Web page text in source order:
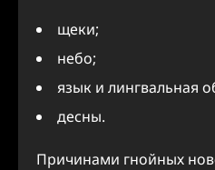
щеки;
небо;
язык и лингвальная
десны.
Причинами гнойных